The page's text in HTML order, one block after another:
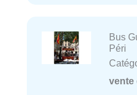
Bus
Péri
vente